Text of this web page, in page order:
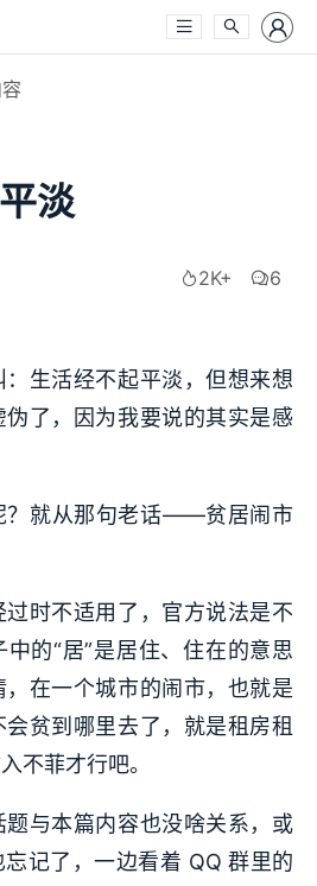
淡
2K+ 6
生活经不起平淡，但想来想
了，因为我要说的其实是感
？就从那句老话——贫居闹市
时不适用了，官方说法是不
的“居”是居住、住在的意思
在一个城市的闹市，也就是
贫到哪里去了，就是租房租
不菲才行吧。
与本篇内容也没啥关系，或
记了，一边看着 QQ 群里的